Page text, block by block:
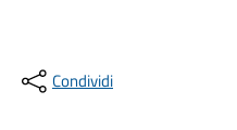
Condividi